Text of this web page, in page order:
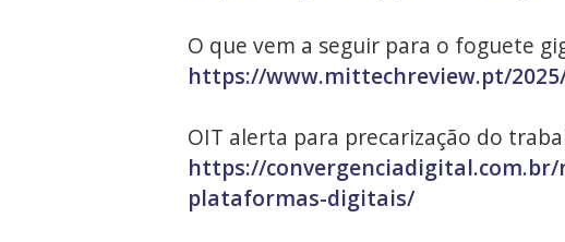
O que vem a seguir para o foguete
https://www.mittechreview.pt/
OIT alerta para precarização do
https://
plataformas-digitais/